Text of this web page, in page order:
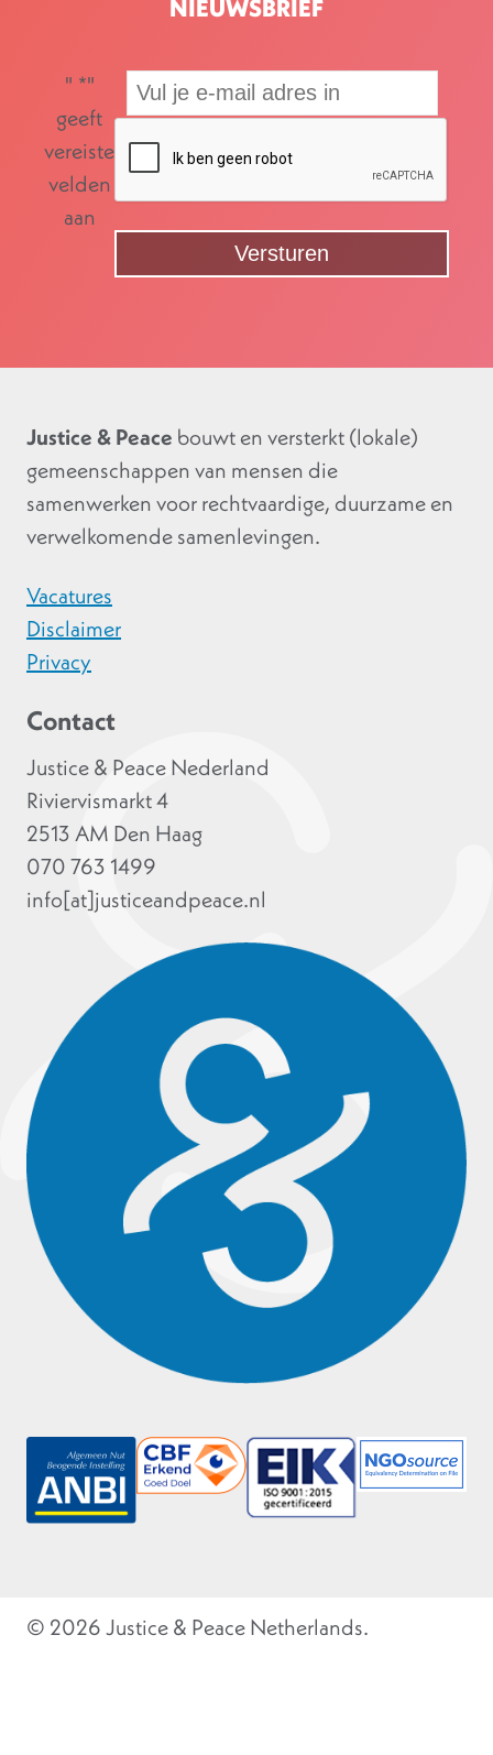
NIEUWSBRIEF
" *"
geeft
vereiste
velden
aan
Justice & Peace bouwt en versterkt (lokale)
gemeenschappen van mensen die
samenwerken voor rechtvaardige, duurzame en
verwelkomende samenlevingen.
Vacatures
Disclaimer
Privacy
Contact
Justice & Peace Nederland
Riviervismarkt 4
2513 AM Den Haag
070 763 1499
info[at]justiceandpeace.nl
© 2026 Justice & Peace Netherlands.